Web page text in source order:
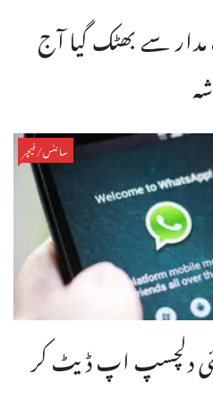
سے بھٹک گیا آج
سائنس/فیچر
دلچسپ اپ ڈیٹ کر